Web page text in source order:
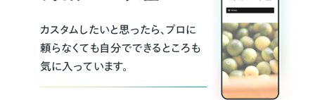
カスタムしたいと思ったら、プロに
頼らなくても自分でできるところも
気に入っています。